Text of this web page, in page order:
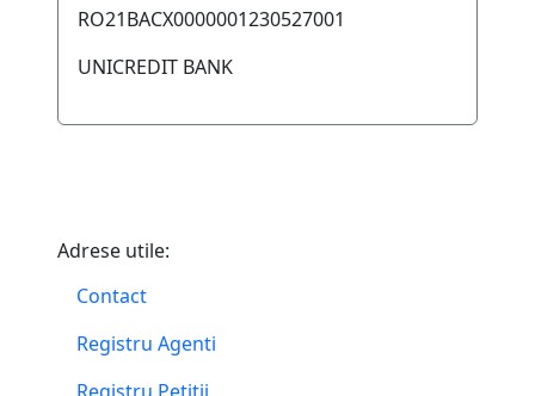
RO21BACX0000001230527001
UNICREDIT BANK
Adrese utile:
Contact
Registru Agenti